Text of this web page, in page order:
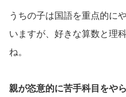
うちの子は国語を重点的に
いますが、好きな算数と理
ね。
親が恣意的に苦手科目をや